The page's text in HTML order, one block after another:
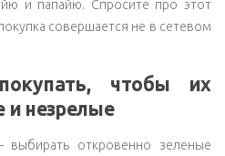
и папайю. Спросите про этот
совершается не в сетевом
чтобы их
и незрелые
выбирать откровенно зеленые